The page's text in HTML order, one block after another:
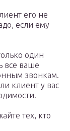
его не
если ему
один
все ваше
звонкам.
клиент у вас
тех, кто